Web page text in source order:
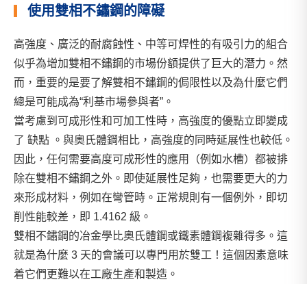
使用雙相不鏽鋼的障礙
高強度、廣泛的耐腐蝕性、中等可焊性的有吸引力的組合
似乎為增加雙相不鏽鋼的市場份額提供了巨大的潛力。然
而，重要的是要了解雙相不鏽鋼的侷限性以及為什麼它們
總是可能成為“利基市場參與者”。
當考慮到可成形性和可加工性時，高強度的優點立即變成
了 缺點 。與奧氏體鋼相比，高強度的同時延展性也較低。
因此，任何需要高度可成形性的應用（例如水槽）都被排
除在雙相不鏽鋼之外。即使延展性足夠，也需要更大的力
來形成材料，例如在彎管時。正常規則有一個例外，即切
削性能較差，即 1.4162 級。
雙相不鏽鋼的冶金學比奧氏體鋼或鐵素體鋼複雜得多。這
就是為什麼 3 天的會議可以專門用於雙工！這個因素意味
着它們更難以在工廠生產和製造。